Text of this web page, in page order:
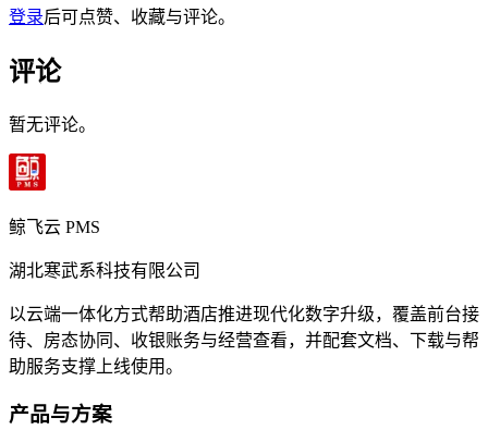
登录后可点赞、收藏与评论。
评论
暂无评论。
鲸飞云 PMS
湖北寒武系科技有限公司
以云端一体化方式帮助酒店推进现代化数字升级，覆盖前台接
待、房态协同、收银账务与经营查看，并配套文档、下载与帮
助服务支撑上线使用。
产品与方案